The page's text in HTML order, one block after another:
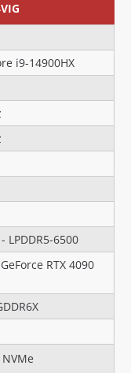
i9-14900HX
LPDDR5-6500
RTX 4090